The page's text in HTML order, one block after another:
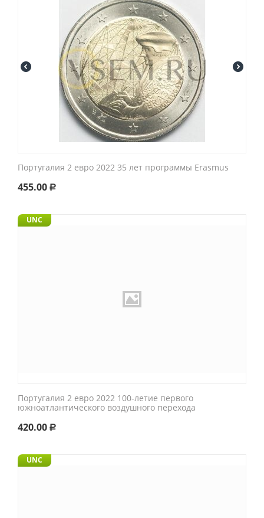
Португалия 2 евро 2022 35 лет программы Erasmus
455.00 Р
UNC
Португалия 2 евро 2022 100-летие первого
южноатлантического воздушного перехода
420.00 Р
UNC